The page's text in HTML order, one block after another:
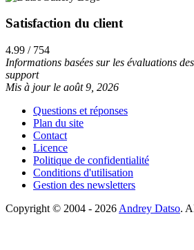
Satisfaction du client
4.99 / 754
Informations basées sur les évaluations
support
Mis à jour le août 9, 2026
Questions et réponses
Plan du site
Contact
Licence
Politique de confidentialité
Conditions d'utilisation
Gestion des newsletters
Copyright © 2004 - 2026 Andrey Datso.